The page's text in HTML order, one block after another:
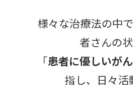
様々な治療法の中
者さんの
「患者に優しいが
指し、日々活